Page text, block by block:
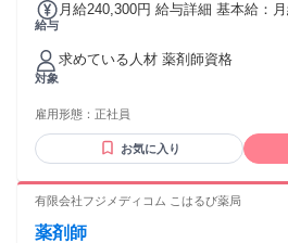
給与
月給240,300円 給与詳細 基本給：月給 24
家族手当金額：なし 全員に一律で
額：なし
対象
求めている人材 薬剤師資格
雇用形態： 正社員
お気に入り
有限会社フジメディコム こはるび薬局
薬剤師